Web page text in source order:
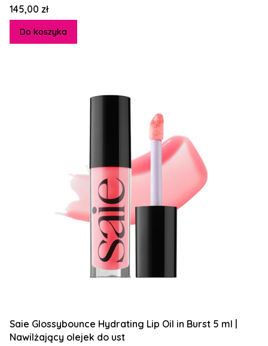
Cena
145,00 zł
Do koszyka
Saie Glossybounce Hydrating Lip Oil in Burst 5 ml |
Nawilżający olejek do ust